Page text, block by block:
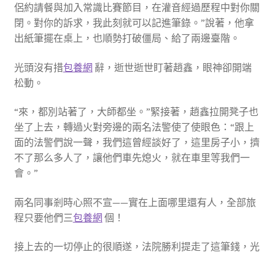
侶約請餐與加入常識比賽節目，在灌音經過歷程中對你關
閉。對你的訴求，我此刻就可以記進筆錄。”說著，他拿
出紙筆擺在桌上，也順勢打破僵局、給了兩邊臺階。
光頭沒有措包養網 辭，逝世逝世盯著趙鑫，眼神卻開端
松動。
“來，都別站著了，大師都坐。”緊接著，趙鑫拉開凳子也
坐了上去，轉過火對旁邊的兩名法警使了使眼色：“跟上
面的法警們說一聲，我們這曾經談好了，這里房子小，擠
不了那么多人了，讓他們車先熄火，就在車里等我們一
會。”
兩名同事剎時心照不宣——實在上面哪里還有人，全部旅
程只要他們三包養網 個！
接上去的一切停止的很順遂，法院勝利提走了這筆錢，光